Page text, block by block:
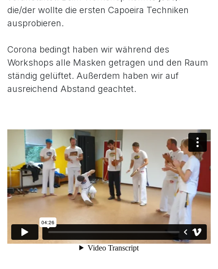
die/der wollte die ersten Capoeira Techniken
ausprobieren.
Corona bedingt haben wir während des
Workshops alle Masken getragen und den Raum
ständig gelüftet. Außerdem haben wir auf
ausreichend Abstand geachtet.